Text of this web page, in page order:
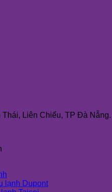
Thái, Liên Chiểu, TP Đà Nẵng.
lạnh Dupont